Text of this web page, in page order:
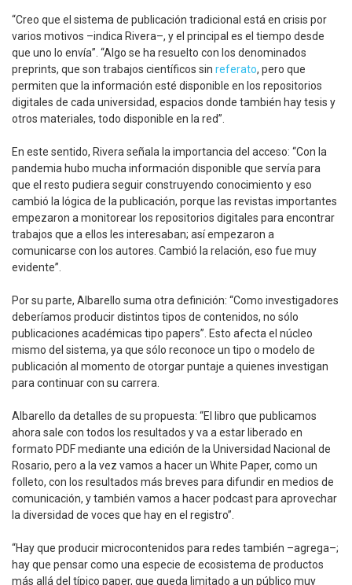
“Creo que el sistema de publicación tradicional está en crisis por
varios motivos –indica Rivera–, y el principal es el tiempo desde
que uno lo envía”. “Algo se ha resuelto con los denominados
preprints, que son trabajos científicos sin referato, pero que
permiten que la información esté disponible en los repositorios
digitales de cada universidad, espacios donde también hay tesis y
otros materiales, todo disponible en la red”.
En este sentido, Rivera señala la importancia del acceso: “Con la
pandemia hubo mucha información disponible que servía para
que el resto pudiera seguir construyendo conocimiento y eso
cambió la lógica de la publicación, porque las revistas importantes
empezaron a monitorear los repositorios digitales para encontrar
trabajos que a ellos les interesaban; así empezaron a
comunicarse con los autores. Cambió la relación, eso fue muy
evidente”.
Por su parte, Albarello suma otra definición: “Como investigadores
deberíamos producir distintos tipos de contenidos, no sólo
publicaciones académicas tipo papers”. Esto afecta el núcleo
mismo del sistema, ya que sólo reconoce un tipo o modelo de
publicación al momento de otorgar puntaje a quienes investigan
para continuar con su carrera.
Albarello da detalles de su propuesta: “El libro que publicamos
ahora sale con todos los resultados y va a estar liberado en
formato PDF mediante una edición de la Universidad Nacional de
Rosario, pero a la vez vamos a hacer un White Paper, como un
folleto, con los resultados más breves para difundir en medios de
comunicación, y también vamos a hacer podcast para aprovechar
la diversidad de voces que hay en el registro”.
“Hay que producir microcontenidos para redes también –agrega–;
hay que pensar como una especie de ecosistema de productos
más allá del típico paper, que queda limitado a un público muy